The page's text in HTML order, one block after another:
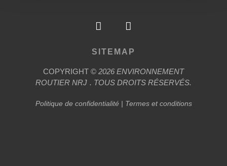
SITEMAP
COPYRIGHT © 2026 ENVIRONNEMENT
ROUTIER NRJ . TOUS DROITS RÉSERVÉS.
Politique de confidentialité| Termes et conditions